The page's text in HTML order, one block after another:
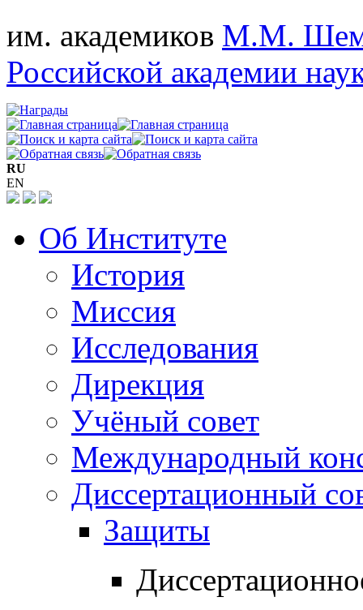
им. академиков М.М.
Российской академии
RU
EN
Об Институте
История
Миссия
Исследования
Дирекция
Учёный совет
Международный
Диссертационный
Защиты